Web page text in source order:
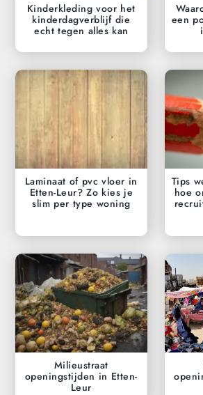
Kinderkleding voor het
kinderdagverblijf die
echt tegen alles kan
een
Laminaat of pvc vloer in
Etten-Leur? Zo kies je
slim per type woning
Tips
hoe
Milieustraat
openingstijden in Etten-
Leur